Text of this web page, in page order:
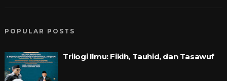
POPULAR POSTS
Trilogi Ilmu: Fikih, Tauhid, dan Tasawuf